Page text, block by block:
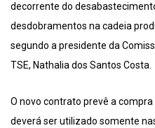
decorrente do
desdobramentos na cadeia
segundo a presidente da
TSE, Nathalia dos Santos Costa.
O novo contrato prevê a
deverá ser utilizado somente